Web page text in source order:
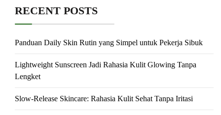
RECENT POSTS
Panduan Daily Skin Rutin yang Simpel untuk Pekerja Sibuk
Lightweight Sunscreen Jadi Rahasia Kulit Glowing Tanpa
Lengket
Slow-Release Skincare: Rahasia Kulit Sehat Tanpa Iritasi